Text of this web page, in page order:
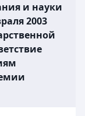
и науки
2003